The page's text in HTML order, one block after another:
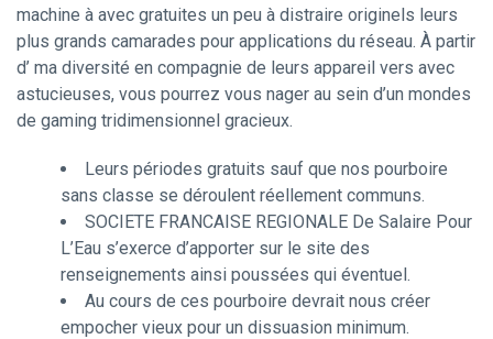
machine à avec gratuites un peu à distraire originels leurs
plus grands camarades pour applications du réseau. À partir
d’ ma diversité en compagnie de leurs appareil vers avec
astucieuses, vous pourrez vous nager au sein d’un mondes
de gaming tridimensionnel gracieux.
Leurs périodes gratuits sauf que nos pourboire
sans classe se déroulent réellement communs.
SOCIETE FRANCAISE REGIONALE De Salaire Pour
L’Eau s’exerce d’apporter sur le site des
renseignements ainsi poussées qui éventuel.
Au cours de ces pourboire devrait nous créer
empocher vieux pour un dissuasion minimum.